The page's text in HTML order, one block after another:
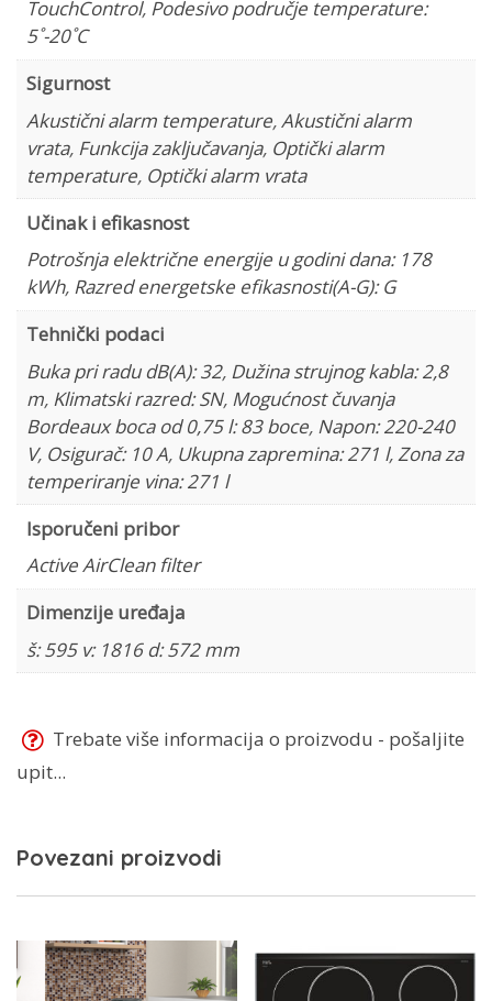
TouchControl, Podesivo područje temperature:
5˚-20˚C
Sigurnost
Akustični alarm temperature,Akustični alarm
vrata, Funkcija zaključavanja, Optički alarm
temperature, Optički alarm vrata
Učinak i efikasnost
Potrošnja električne energije u godini dana: 178
kWh, Razred energetske efikasnosti(A-G): G
Tehnički podaci
Buka pri radu dB(A): 32, Dužina strujnog kabla: 2,8
m, Klimatski razred: SN, Mogućnost čuvanja
Bordeaux boca od 0,75 l: 83 boce, Napon: 220-240
V, Osigurač: 10 A, Ukupna zapremina: 271 l,Zona za
temperiranje vina: 271 l
Isporučeni pribor
Active AirClean filter
Dimenzije uređaja
š: 595 v: 1816 d: 572 mm
Trebate više informacija o proizvodu - pošaljite
upit...
Povezani proizvodi